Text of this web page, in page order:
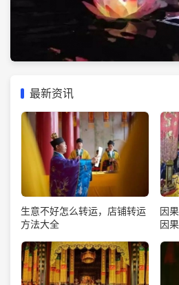
最新资讯
生意不好怎么转运，店铺转运
方法大全
因
因